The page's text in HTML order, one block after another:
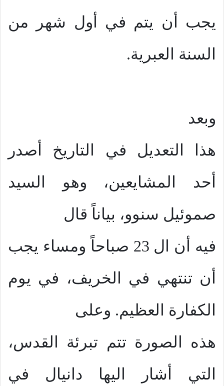
يجب أن يتم في أول شهر من
السنة العبرية.
وبعد
هذا التعديل في التاريخ أصدر
أحد المشايعين، وهو السيد
صموئيل سنوو، بياناً قال
فيه أن ال 23 صباحاً ومساء يجب
أن تنتهي في الخريف، في يوم
الكفارة العظيم. وعلى
هذه الصورة تتم تبرئة القدس،
التي أشار اليها دانيال في